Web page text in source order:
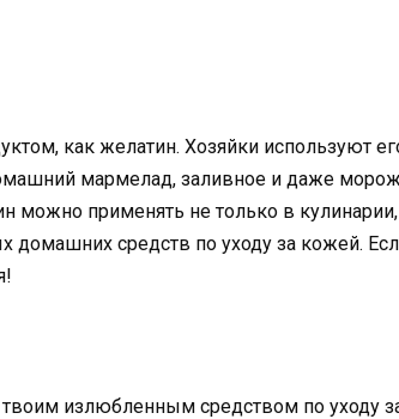
как желатин. Хозяйки используют
мармелад, заливное и даже
можно применять не только в
домашних средств по уходу за кожей.
твоим излюбленным средством по уходу